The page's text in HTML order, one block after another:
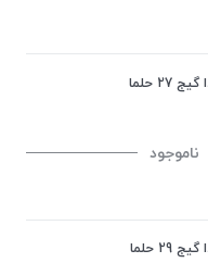
حلما
ناموجود
حلما